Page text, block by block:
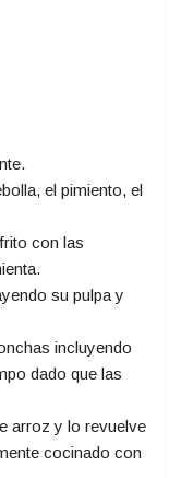
el pimiento, el
con las
su pulpa y
incluyendo
dado que las
arroz y lo revuelve
cocinado con